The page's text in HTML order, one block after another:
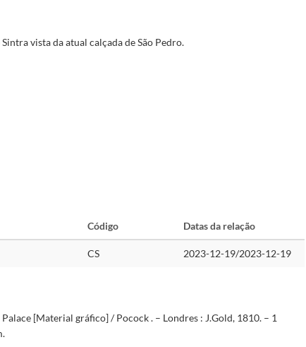
vista da atual calçada de São Pedro.
Código Datas da relação
CS 2023-12-19/2023-12-19
[Material gráfico] / Pocock . – Londres : J.Gold, 1810. – 1